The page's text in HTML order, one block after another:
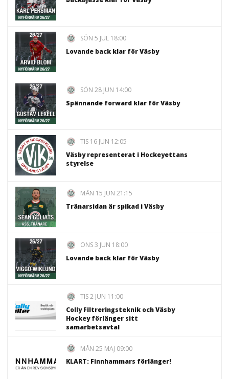
SÖN 5 JUL 18:00
Lovande back klar för Väsby
SÖN 28 JUN 14:00
Spännande forward klar för Väsby
TIS 16 JUN 12:05
Väsby representerat i Hockeyettans
styrelse
MÅN 15 JUN 21:15
Tränarsidan är spikad i Väsby
ONS 3 JUN 18:00
Lovande back klar för Väsby
TIS 2 JUN 11:00
Colly Filtreringsteknik och Väsby
Hockey förlänger sitt
samarbetsavtal
MÅN 25 MAJ 09:00
KLART: Finnhammars förlänger!